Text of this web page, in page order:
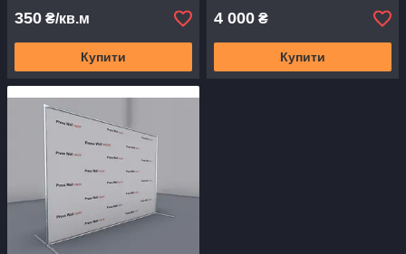
350 ₴/кв.м
Купити
4 000 ₴
Купити